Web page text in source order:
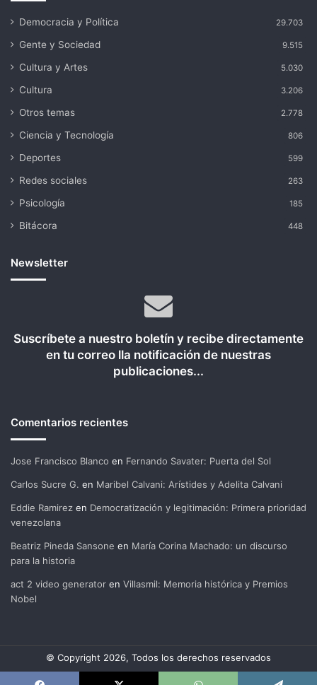
Democracia y Política 29.703
Gente y Sociedad 9.515
Cultura y Artes 5.030
Cultura 3.206
Otros temas 2.778
Ciencia y Tecnología 806
Deportes 599
Redes sociales 263
Psicología 185
Bitácora 448
Newsletter
Suscríbete a nuestro boletín y recibe directamente
en tu correo lla notificación de nuestras
publicaciones...
Comentarios recientes
Jose Francisco Blanco en Fernando Savater: Puerta del Sol
Carlos Sucre G. en Maribel Calvani: Arístides y Adelita Calvani
Eddie Ramirez en Democratización y legitimación: Primera prioridad
venezolana
Beatriz Pineda Sansone en María Corina Machado: un discurso
para la historia
act 2 video generator en Villasmil: Memoria histórica y Premios
Nobel
© Copyright 2026, Todos los derechos reservados